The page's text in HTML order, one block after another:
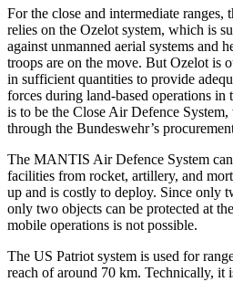
For the close and intermediate
relies on the Ozelot system, which is
against unmanned aerial sys­tems and
troops are on the move. But Ozelot is
in sufficient quantities to provide
forces during land-based operations in
is to be the Close Air Defence
through the Bundeswehr’s
The MANTIS Air Defence System
facilities from rocket, artillery, and
up and is costly to deploy. Since only
only two objects can be protected at
mobile operations is not possible.
The US Patriot system is used for
reach of around 70 km. Technically, it